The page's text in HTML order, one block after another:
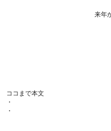
来年
ココまで本文
・
・